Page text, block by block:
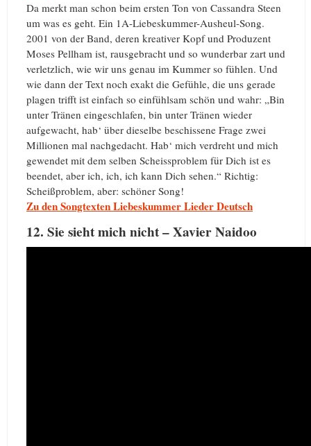
Da merkt man schon beim ersten Ton von Cassandra Steen
um was es geht. Ein 1A-Liebeskummer-Ausheul-Song.
2001 von der Band, deren kreativer Kopf und Produzent
Moses Pellham ist, rausgebracht und so wunderbar zart und
verletzlich, wie wir uns genau im Kummer so fühlen. Und
wie dann der Text noch exakt die Gefühle, die uns gerade
plagen trifft ist einfach so einfühlsam schön und wahr: „Bin
unter Tränen eingeschlafen, bin unter Tränen wieder
aufgewacht, hab‘ über dieselbe beschissene Frage zwei
Millionen mal nachgedacht. Hab‘ mich verdreht und mich
gewendet mit dem selben Scheissproblem für Dich ist es
beendet, aber ich, ich, ich kann Dich sehen.“ Richtig:
Scheißproblem, aber: schöner Song!
Zu den Songtexten Liebeskummer Lieder Deutsch
12. Sie sieht mich nicht – Xavier Naidoo